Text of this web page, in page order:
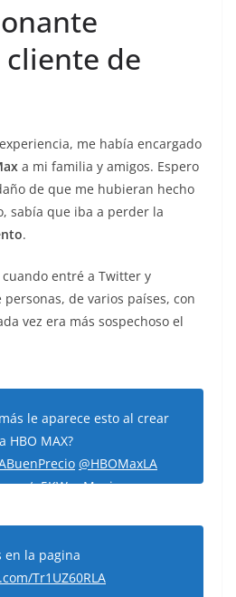
de
me había encargado
a mi familia y amigos. Espero
de que me hubieran hecho
sabía que iba a perder la
.
entré a Twitter y
de varios países, con
vez era más sospechoso el
le aparece esto al crear
HBO MAX?
@HBOMaxLA
n5KWopMnyj
(@freddyburnes)July
en la pagina
Tr1UZ60RLA